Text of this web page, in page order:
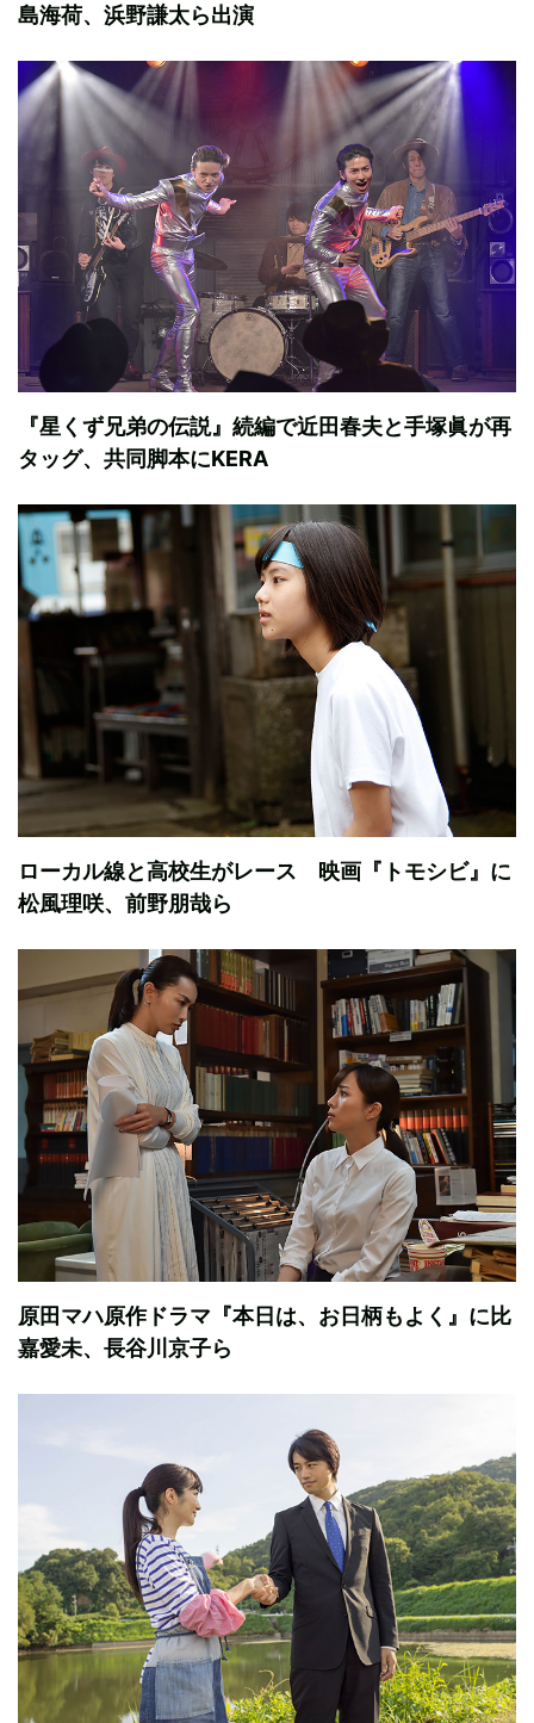
島海荷、浜野謙太ら出演
『星くず兄弟の伝説』続編で近田春夫と手塚眞が再
タッグ、共同脚本にKERA
ローカル線と高校生がレース 映画『トモシビ』に
松風理咲、前野朋哉ら
原田マハ原作ドラマ『本日は、お日柄もよく』に比
嘉愛未、長谷川京子ら